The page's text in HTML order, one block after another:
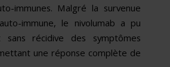
immunes. Malgré la survenue
im­mune, le nivolumab a pu
récidive des symptômes
une réponse complète de